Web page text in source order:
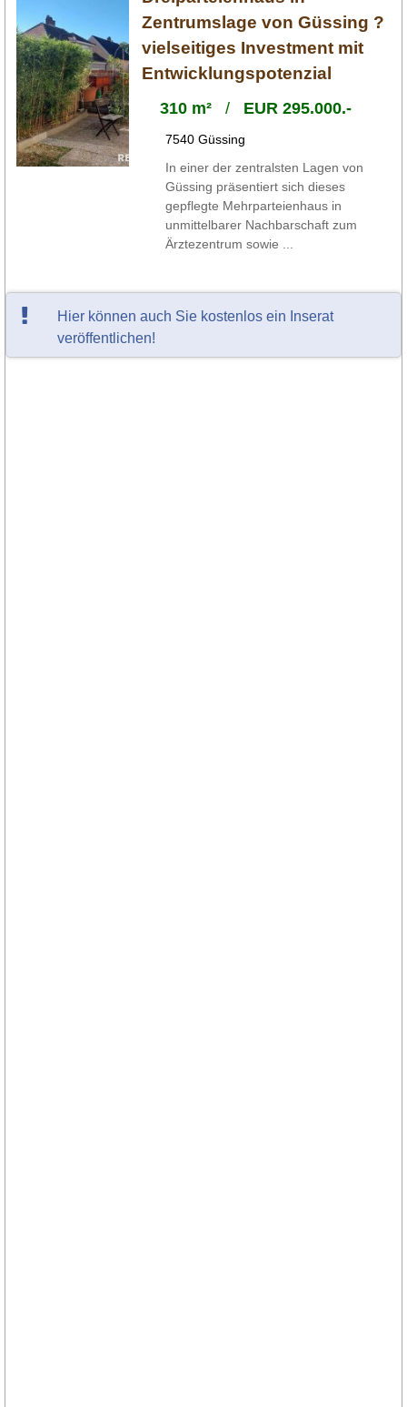
Zentrumslage von Güssing ?
vielseitiges Investment mit
Entwicklungspotenzial
310 m²/ EUR 295.000.-
7540 Güssing
In einer der zentralsten Lagen von
Güssing präsentiert sich dieses
gepflegte Mehrparteienhaus in
unmittelbarer Nachbarschaft zum
Ärztezentrum sowie ...
Hier können auch Sie kostenlos ein Inserat
veröffentlichen!